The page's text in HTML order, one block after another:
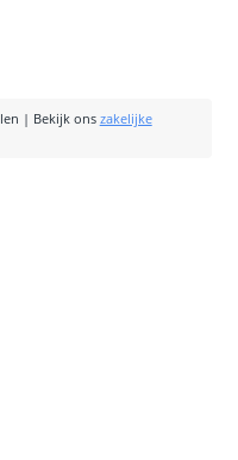
| Bekijk ons zakelijke